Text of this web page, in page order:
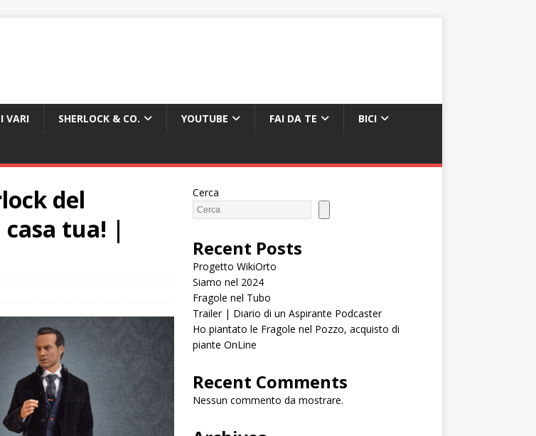
VARI SHERLOCK & CO. YOUTUBE FAI DA TE BICI
del
tua! |
Cerca
Recent Posts
Progetto WikiOrto
Siamo nel 2024
Fragole nel Tubo
Trailer | Diario di un Aspirante Podcaster
Ho piantato le Fragole nel Pozzo, acquisto di
piante OnLine
Recent Comments
Nessun commento da mostrare.